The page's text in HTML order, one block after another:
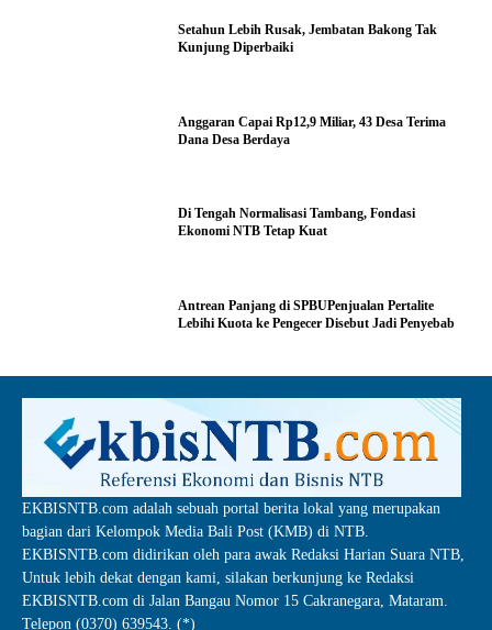
Setahun Lebih Rusak, Jembatan Bakong Tak
Kunjung Diperbaiki
Anggaran Capai Rp12,9 Miliar, 43 Desa Terima
Dana Desa Berdaya
Di Tengah Normalisasi Tambang, Fondasi
Ekonomi NTB Tetap Kuat
Antrean Panjang di SPBUPenjualan Pertalite
Lebihi Kuota ke Pengecer Disebut Jadi Penyebab
EKBISNTB.com adalah sebuah portal berita lokal yang merupakan
bagian dari Kelompok Media Bali Post (KMB) di NTB.
EKBISNTB.com didirikan oleh para awak Redaksi Harian Suara NTB,
Untuk lebih dekat dengan kami, silakan berkunjung ke Redaksi
EKBISNTB.com di Jalan Bangau Nomor 15 Cakranegara, Mataram.
Telepon (0370) 639543. (*)